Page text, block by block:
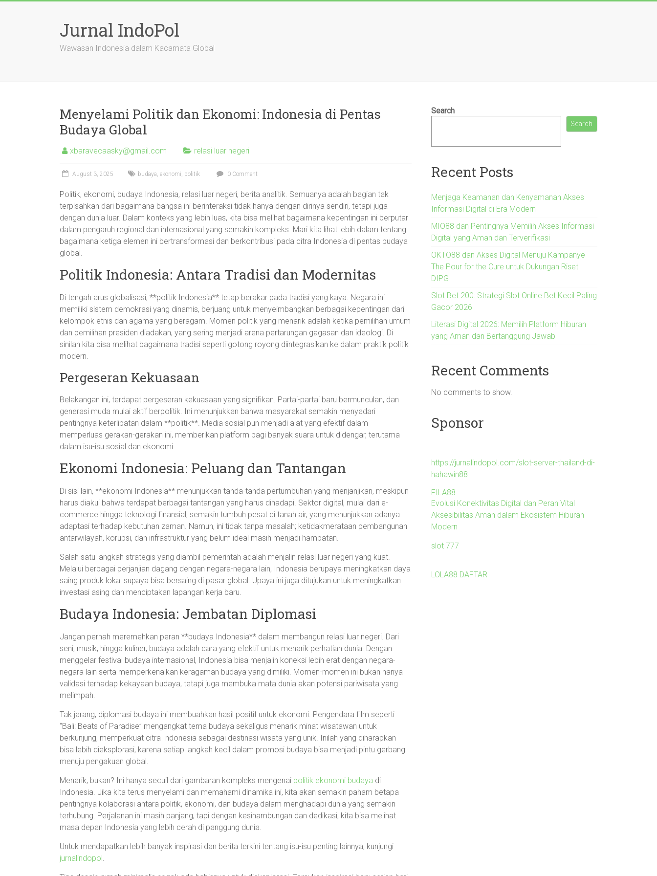
Jurnal IndoPol
Wawasan Indonesia dalam Kacamata Global
Menyelami Politik dan Ekonomi: Indonesia di Pentas
Budaya Global
xbaravecaasky@gmail.com relasi luar negeri
August 3, 2025 budaya, ekonomi, politik 0 Comment
Politik, ekonomi, budaya Indonesia, relasi luar negeri, berita analitik. Semuanya adalah bagian tak
terpisahkan dari bagaimana bangsa ini berinteraksi tidak hanya dengan dirinya sendiri, tetapi juga
dengan dunia luar. Dalam konteks yang lebih luas, kita bisa melihat bagaimana kepentingan ini berputar
dalam pengaruh regional dan internasional yang semakin kompleks. Mari kita lihat lebih dalam tentang
bagaimana ketiga elemen ini bertransformasi dan berkontribusi pada citra Indonesia di pentas budaya
global.
Politik Indonesia: Antara Tradisi dan Modernitas
Di tengah arus globalisasi, **politik Indonesia** tetap berakar pada tradisi yang kaya. Negara ini
memiliki sistem demokrasi yang dinamis, berjuang untuk menyeimbangkan berbagai kepentingan dari
kelompok etnis dan agama yang beragam. Momen politik yang menarik adalah ketika pemilihan umum
dan pemilihan presiden diadakan, yang sering menjadi arena pertarungan gagasan dan ideologi. Di
sinilah kita bisa melihat bagaimana tradisi seperti gotong royong diintegrasikan ke dalam praktik politik
modern.
Pergeseran Kekuasaan
Belakangan ini, terdapat pergeseran kekuasaan yang signifikan. Partai-partai baru bermunculan, dan
generasi muda mulai aktif berpolitik. Ini menunjukkan bahwa masyarakat semakin menyadari
pentingnya keterlibatan dalam **politik**. Media sosial pun menjadi alat yang efektif dalam
memperluas gerakan-gerakan ini, memberikan platform bagi banyak suara untuk didengar, terutama
dalam isu-isu sosial dan ekonomi.
Ekonomi Indonesia: Peluang dan Tantangan
Di sisi lain, **ekonomi Indonesia** menunjukkan tanda-tanda pertumbuhan yang menjanjikan, meskipun
harus diakui bahwa terdapat berbagai tantangan yang harus dihadapi. Sektor digital, mulai dari e-
commerce hingga teknologi finansial, semakin tumbuh pesat di tanah air, yang menunjukkan adanya
adaptasi terhadap kebutuhan zaman. Namun, ini tidak tanpa masalah; ketidakmerataan pembangunan
antarwilayah, korupsi, dan infrastruktur yang belum ideal masih menjadi hambatan.
Salah satu langkah strategis yang diambil pemerintah adalah menjalin relasi luar negeri yang kuat.
Melalui berbagai perjanjian dagang dengan negara-negara lain, Indonesia berupaya meningkatkan daya
saing produk lokal supaya bisa bersaing di pasar global. Upaya ini juga ditujukan untuk meningkatkan
investasi asing dan menciptakan lapangan kerja baru.
Budaya Indonesia: Jembatan Diplomasi
Jangan pernah meremehkan peran **budaya Indonesia** dalam membangun relasi luar negeri. Dari
seni, musik, hingga kuliner, budaya adalah cara yang efektif untuk menarik perhatian dunia. Dengan
menggelar festival budaya internasional, Indonesia bisa menjalin koneksi lebih erat dengan negara-
negara lain serta memperkenalkan keragaman budaya yang dimiliki. Momen-momen ini bukan hanya
validasi terhadap kekayaan budaya, tetapi juga membuka mata dunia akan potensi pariwisata yang
melimpah.
Tak jarang, diplomasi budaya ini membuahkan hasil positif untuk ekonomi. Pengendara film seperti
“Bali: Beats of Paradise” mengangkat tema budaya sekaligus menarik minat wisatawan untuk
berkunjung, memperkuat citra Indonesia sebagai destinasi wisata yang unik. Inilah yang diharapkan
bisa lebih dieksplorasi, karena setiap langkah kecil dalam promosi budaya bisa menjadi pintu gerbang
menuju pengakuan global.
Menarik, bukan? Ini hanya secuil dari gambaran kompleks mengenai politik ekonomi budaya di
Indonesia. Jika kita terus menyelami dan memahami dinamika ini, kita akan semakin paham betapa
pentingnya kolaborasi antara politik, ekonomi, dan budaya dalam menghadapi dunia yang semakin
terhubung. Perjalanan ini masih panjang, tapi dengan kesinambungan dan dedikasi, kita bisa melihat
masa depan Indonesia yang lebih cerah di panggung dunia.
Untuk mendapatkan lebih banyak inspirasi dan berita terkini tentang isu-isu penting lainnya, kunjungi
jurnalindopol.
Search
Search
Recent Posts
Menjaga Keamanan dan Kenyamanan Akses
Informasi Digital di Era Modern
MIO88 dan Pentingnya Memilih Akses Informasi
Digital yang Aman dan Terverifikasi
OKTO88 dan Akses Digital Menuju Kampanye
The Pour for the Cure untuk Dukungan Riset
DIPG
Slot Bet 200: Strategi Slot Online Bet Kecil Paling
Gacor 2026
Literasi Digital 2026: Memilih Platform Hiburan
yang Aman dan Bertanggung Jawab
Recent Comments
No comments to show.
Sponsor
https://jurnalindopol.com/slot-server-thailand-di-
hahawin88
FILA88
Evolusi Konektivitas Digital dan Peran Vital
Aksesibilitas Aman dalam Ekosistem Hiburan
Modern
slot 777
LOLA88 DAFTAR